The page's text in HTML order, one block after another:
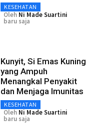
KESEHATAN
Oleh Ni Made Suartini
baru saja
Kunyit, Si Emas Kuning
yang Ampuh
Menangkal Penyakit
dan Menjaga Imunitas
KESEHATAN
Oleh Ni Made Suartini
baru saja